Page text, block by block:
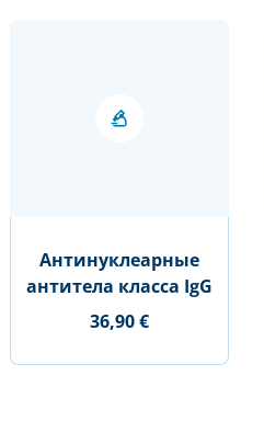
Антинуклеарные
антитела класса IgG
36,90 €